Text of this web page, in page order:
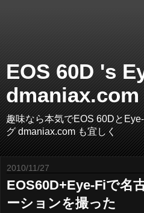
EOS 60D 's
dmaniax.com
趣味なら本気でEOS 60Dと
グ dmaniax.com も宜しく
2010/11/27
EOS60D+Eye-Fiで名
ーションを撮った